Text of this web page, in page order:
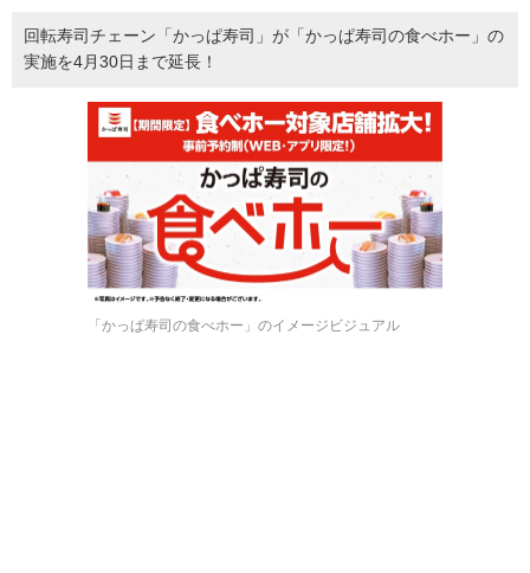
回転寿司チェーン「かっぱ寿司」が「かっぱ寿司の食べホー」の
実施を4月30日まで延長！
「かっぱ寿司の食べホー」のイメージビジュアル